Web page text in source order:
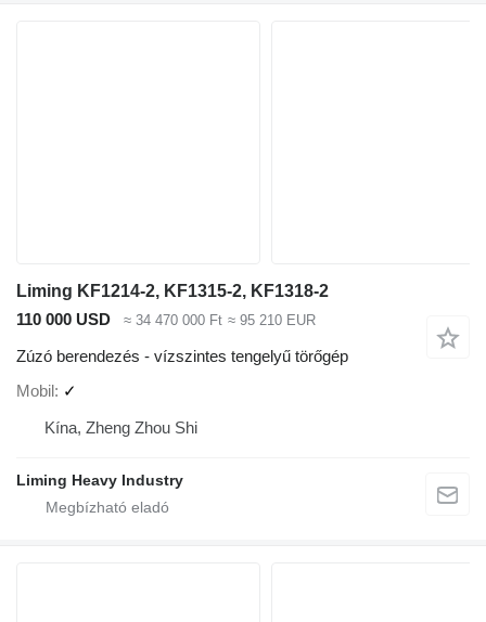
Liming KF1214-2, KF1315-2, KF1318-2
110 000 USD
≈ 34 470 000 Ft ≈ 95 210 EUR
Zúzó berendezés - vízszintes tengelyű törőgép
Mobil ✓
Kína, Zheng Zhou Shi
Liming Heavy Industry